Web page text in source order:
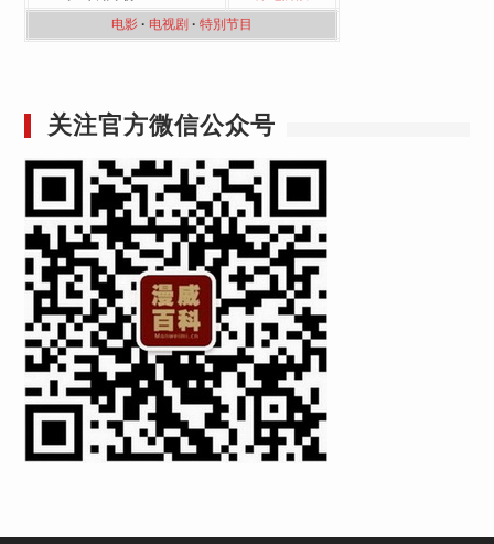
电影· 电视剧 · 特別节目
关注官方微信公众号